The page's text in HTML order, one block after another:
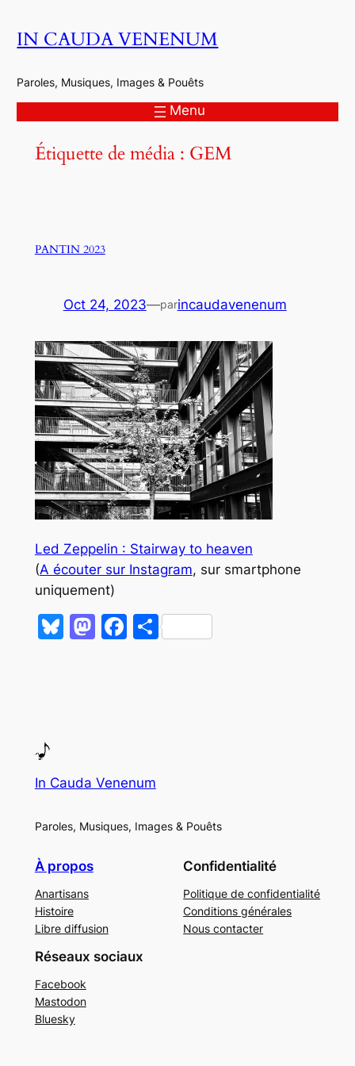
auIN CAUDA VENENUM
Paroles, Musiques, Images & Pouêts
Menu
Étiquette de média : GEM
PANTIN 2023
Oct 24, 2023—parincaudavenenum
Led Zeppelin : Stairway to heaven
(A écouter sur Instagram, sur smartphone
uniquement)
Bluesky
Mastodon
Facebook
Partager
In Cauda Venenum
Paroles, Musiques, Images & Pouêts
À propos
Anartisans
Histoire
Libre diffusion
Confidentialité
Politique de confidentialité
Conditions générales
Nous contacter
Réseaux sociaux
Facebook
Mastodon
Bluesky